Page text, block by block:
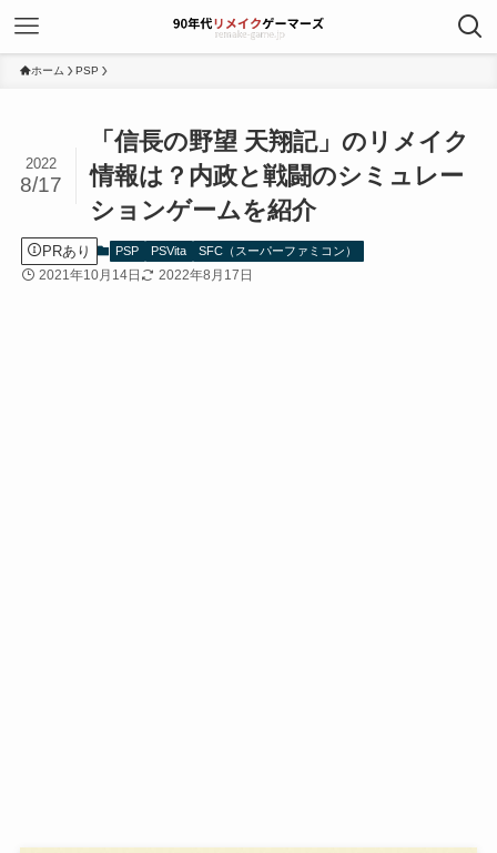
ホーム PSP
「信長の野望 天翔記」のリメイク
情報は？内政と戦闘のシミュレー
ションゲームを紹介
2022
8/17
PRあり PSP PSVita SFC（スーパーファミコン）
2021年10月14日 2022年8月17日